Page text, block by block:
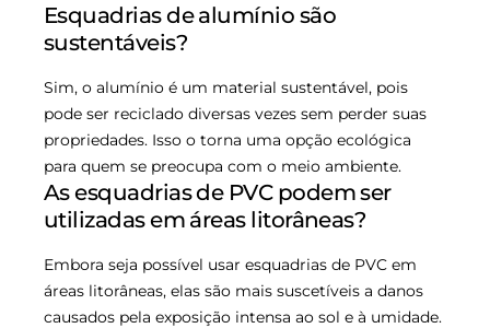
Esquadrias de alumínio são
sustentáveis?
Sim, o alumínio é um material sustentável, pois
pode ser reciclado diversas vezes sem perder suas
propriedades. Isso o torna uma opção ecológica
para quem se preocupa com o meio ambiente.
As esquadrias de PVC podem ser
utilizadas em áreas litorâneas?
Embora seja possível usar esquadrias de PVC em
áreas litorâneas, elas são mais suscetíveis a danos
causados pela exposição intensa ao sol e à umidade.